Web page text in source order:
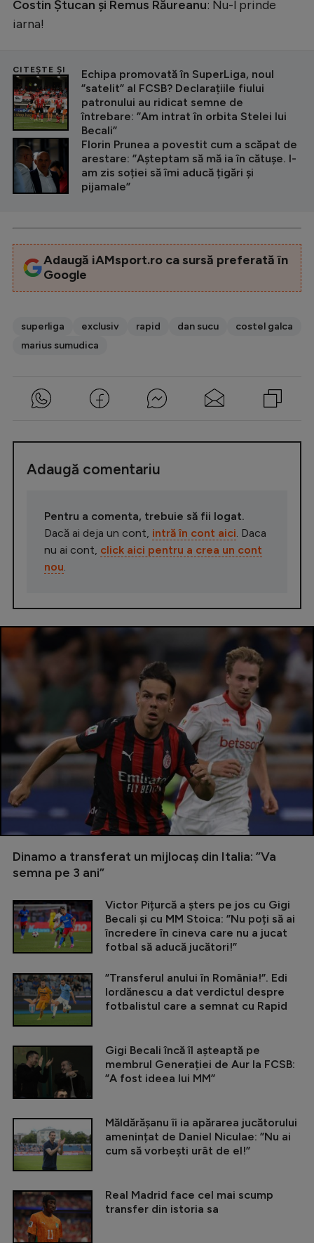
Costin Ștucan și Remus Răureanu: Nu-l prinde
iarna!
CITEȘTE ȘI
Echipa promovată în SuperLiga, noul
”satelit” al FCSB? Declarațiile fiului
patronului au ridicat semne de
întrebare: ”Am intrat în orbita Stelei lui
Becali”
Florin Prunea a povestit cum a scăpat de
arestare: ”Așteptam să mă ia în cătușe. I-
am zis soției să îmi aducă țigări și
pijamale”
Adaugă iAMsport.ro ca sursă preferată în
Google
superliga exclusiv rapid dan sucu
costel galca
marius sumudica
Adaugă comentariu
Pentru a comenta, trebuie să fii logat.
Dacă ai deja un cont, intră în cont aici. Daca
nu ai cont, click aici pentru a crea un cont
nou.
Dinamo a transferat un mijlocaș din Italia: ”Va
semna pe 3 ani”
Victor Pițurcă a șters pe jos cu Gigi
Becali și cu MM Stoica: ”Nu poți să ai
încredere în cineva care nu a jucat
fotbal să aducă jucători!”
”Transferul anului în România!”. Edi
Iordănescu a dat verdictul despre
fotbalistul care a semnat cu Rapid
Gigi Becali încă îl așteaptă pe
membrul Generației de Aur la FCSB:
”A fost ideea lui MM”
Măldărășanu îi ia apărarea jucătorului
amenințat de Daniel Niculae: ”Nu ai
cum să vorbești urât de el!”
Real Madrid face cel mai scump
transfer din istoria sa